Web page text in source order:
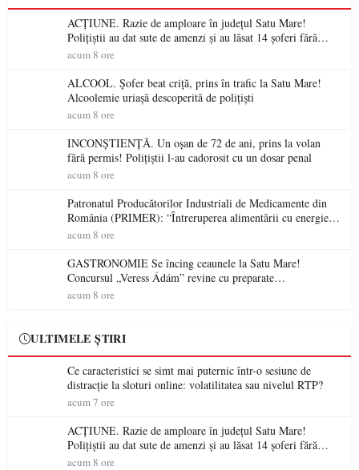
ACȚIUNE. Razie de amploare în județul Satu Mare!
Polițiștii au dat sute de amenzi și au lăsat 14 șoferi fără
permis într-o singură zi
acum 8 ore
ALCOOL. Șofer beat criță, prins în trafic la Satu Mare!
Alcoolemie uriașă descoperită de polițiști
acum 8 ore
INCONȘTIENȚĂ. Un oșan de 72 de ani, prins la volan
fără permis! Polițiștii l-au cadorosit cu un dosar penal
acum 8 ore
Patronatul Producătorilor Industriali de Medicamente din
România (PRIMER): “Întreruperea alimentării cu energie
electrică a fabricilor de medicamente va pune în pericol
acum 8 ore
GASTRONOMIE Se încing ceaunele la Satu Mare!
Concursul „Veress Ádám” revine cu preparate
spectaculoase, premii și un jurat de renume
acum 8 ore
ULTIMELE ȘTIRI
Ce caracteristici se simt mai puternic într-o sesiune de
distracție la sloturi online: volatilitatea sau nivelul RTP?
acum 7 ore
ACȚIUNE. Razie de amploare în județul Satu Mare!
Polițiștii au dat sute de amenzi și au lăsat 14 șoferi fără
permis într-o singură zi
acum 8 ore